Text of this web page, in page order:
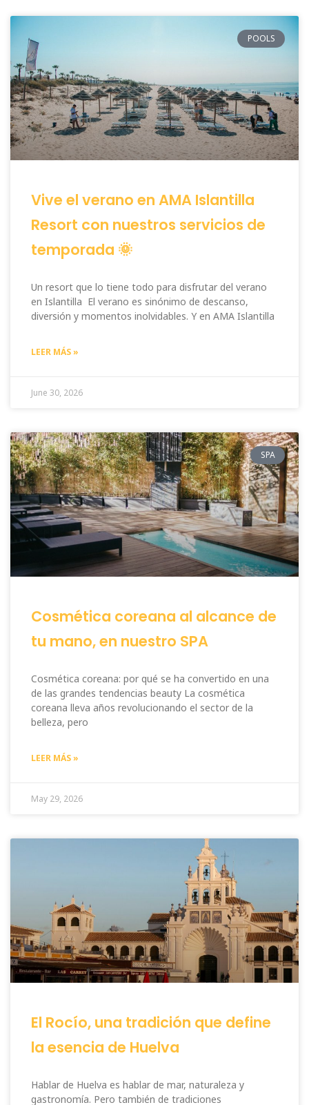
POOLS
Vive el verano en AMA Islantilla
Resort con nuestros servicios de
temporada 🌞
Un resort que lo tiene todo para disfrutar del verano
en Islantilla El verano es sinónimo de descanso,
diversión y momentos inolvidables. Y en AMA Islantilla
LEER MÁS »
June 30, 2026
SPA
Cosmética coreana al alcance de
tu mano, en nuestro SPA
Cosmética coreana: por qué se ha convertido en una
de las grandes tendencias beauty La cosmética
coreana lleva años revolucionando el sector de la
belleza, pero
LEER MÁS »
May 29, 2026
El Rocío, una tradición que define
la esencia de Huelva
Hablar de Huelva es hablar de mar, naturaleza y
gastronomía. Pero también de tradiciones